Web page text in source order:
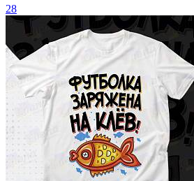
28